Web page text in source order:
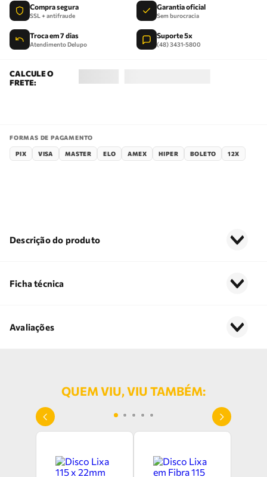
Compra segura
SSL + antifraude
Garantia oficial
Sem burocracia
Troca em 7 dias
Atendimento Delupo
Suporte 5x
(48) 3431-5800
FORMAS DE PAGAMENTO
PIX VISA MASTER ELO AMEX HIPER BOLETO 12X
Descrição do produto
Ficha técnica
Avaliações
QUEM VIU, VIU TAMBÉM: